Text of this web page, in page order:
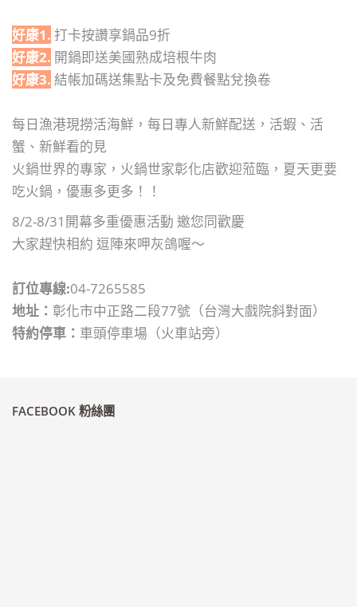
好康1. 打卡按讚享鍋品9折
好康2. 開鍋即送美國熟成培根牛肉
好康3. 結帳加碼送集點卡及免費餐點兌換卷
每日漁港現撈活海鮮，每日專人新鮮配送，活蝦、活
蟹、新鮮看的見
火鍋世界的專家，火鍋世家彰化店歡迎蒞臨，夏天更要
吃火鍋，優惠多更多！！
8/2-8/31開幕多重優惠活動 邀您同歡慶
大家趕快相約 逗陣來呷灰鴿喔～
訂位專線:04-7265585
地址： 彰化市中正路二段77號（台灣大戲院斜對面）
特約停車： 車頭停車場（火車站旁）
FACEBOOK 粉絲團